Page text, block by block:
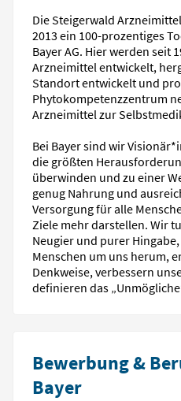
Die Steigerwald
2013 ein 100-prozentiges
Bayer AG. Hier werden seit
Arzneimittel entwickelt,
Standort entwickelt und
Phytokompetenzzentrum
Arzneimittel zur
Bei Bayer sind wir
die größten
überwinden und zu einer
genug Nahrung und
Versorgung für alle
Ziele mehr darstellen. Wir
Neugier und purer
Menschen um uns herum,
Denkweise, verbessern
definieren das
Bewerbung &
Bayer